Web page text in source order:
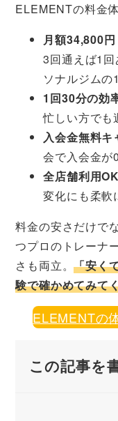
ELEMENTの料金体
月額34,800
3回通えば1
ソナルジムの
1回30分の効
忙しい方でも
入会金無料キ
会で入会金が
全店舗利用
変化にも柔軟
料金の安さだけで
つプロのトレーナ
さも両立。「安く
験で確かめてみて
ELEMENTの
この記事を